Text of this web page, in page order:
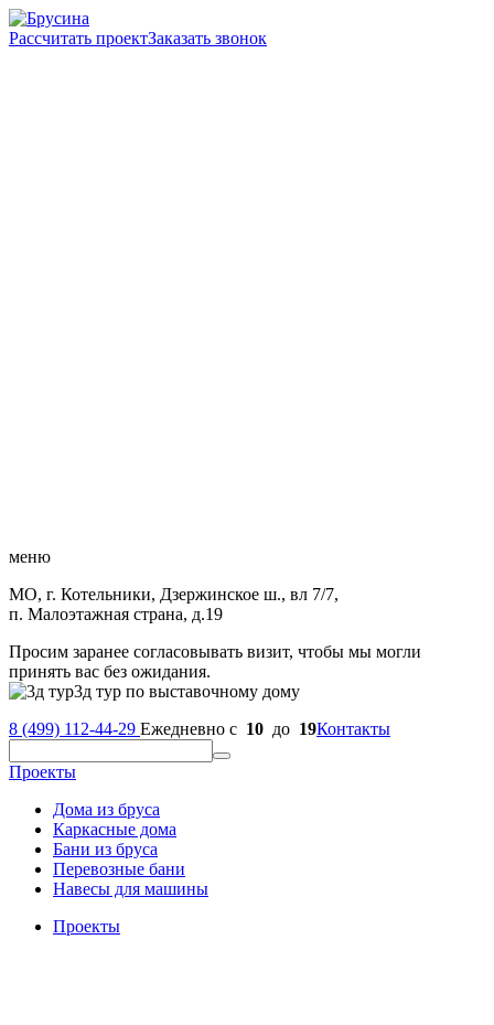
Рассчитать проектЗаказать звонок
меню
МО, г. Котельники, Дзержинское ш., вл 7/7,
п. Малоэтажная страна, д.19
Просим заранее согласовывать визит, чтобы мы могли
принять вас без ожидания.
3д тур по выставочному дому
8 (499) 112-44-29 Ежедневно с 10 до 19Контакты
Проекты
Дома из бруса
Каркасные дома
Бани из бруса
Перевозные бани
Навесы для машины
Проекты